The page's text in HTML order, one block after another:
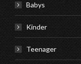
Babys
Kinder
Teenager